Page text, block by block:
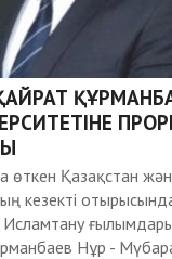
өткен Қазақстан
кезекті
Нұр -